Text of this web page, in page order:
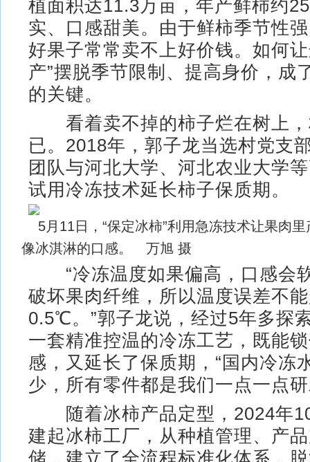
植面积达11.3万亩，年产鲜柿约
实、口感甜美。由于鲜柿季节性
好果子常常卖不上好价钱。如何
产”摆脱季节限制、提高身价，成
的关键。
看着卖不掉的柿子烂在树上，
已。2018年，郭子龙当选村党支
团队与河北大学、河北农业大学
试用冷冻技术延长柿子保质期。
5月11日，“保定冰柿”利用急冻技术让果肉
像冰淇淋的口感。 万旭 摄
“冷冻温度如果偏高，口感会
破坏果肉纤维，所以温度误差不
0.5℃。”郭子龙说，经过5年多探
一套精准控温的冷冻工艺，既能
感，又延长了保质期，“国内冷冻
少，所有零件都是我们一点一点
随着冰柿产品定型，2024年
建起冰柿工厂，从种植管理、产
储，建立了全流程标准化体系，